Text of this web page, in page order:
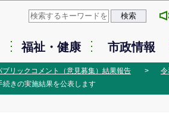
このページの本文へ移動
福祉・健康 市政情報
ブリックコメント（意見募集）結果報告
きの実施結果を公表します